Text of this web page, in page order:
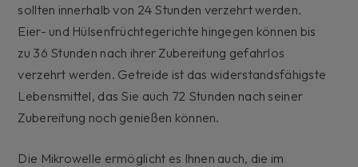
sollten innerhalb von 24 Stunden verzehrt werden.
Eier- und Hülsenfrüchtegerichte hingegen können bis
zu 36 Stunden nach ihrer Zubereitung gefahrlos
verzehrt werden. Getreide ist das widerstandsfähigste
Lebensmittel, das Sie auch 72 Stunden nach seiner
Zubereitung noch genießen können.
Die Mikrowelle ermöglicht es Ihnen auch, die im